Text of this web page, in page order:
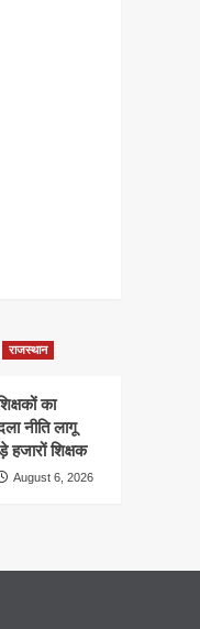
राजस्थान
का
नीति लागू
शिक्षक
August 6, 2026